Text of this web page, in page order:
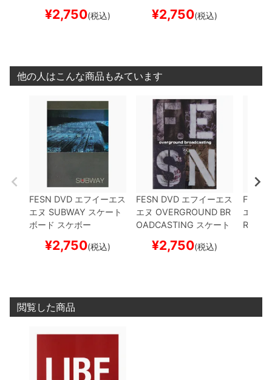
¥2,750(税込)
ボード スケボー
¥2,750(税込)
他の人はこんな商品もみています
FESN DVD エフイーエス
エヌ SUBWAY スケート
ボード スケボー
¥2,750(税込)
FESN DVD エフイーエス
エヌ OVERGROUND BR
OADCASTING スケート
¥2,750(税込)
FESN
エヌ
閲覧した商品